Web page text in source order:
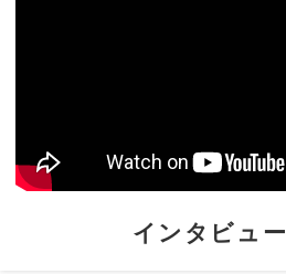
インタビュー